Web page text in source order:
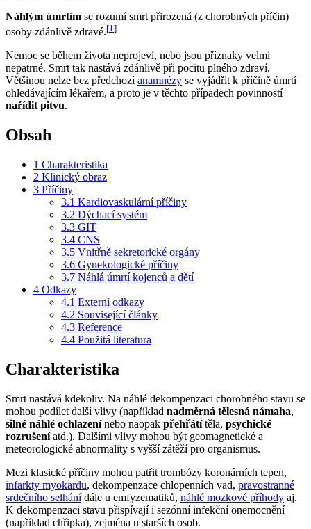
Náhlým úmrtím se rozumí smrt přirozená (z chorobných příčin)
osoby zdánlivě zdravé.[1 ]
Nemoc se během života neprojeví, nebo jsou příznaky velmi
nepatrné. Smrt tak nastává zdánlivě při pocitu plného zdraví.
Většinou nelze bez předchozíanamnézy se vyjádřit k příčině úmrtí
ohledávajícím lékařem, a proto je v těchto případech povinností
nařídit pitvu.
Obsah
1 Charakteristika
2 Klinický obraz
3 Příčiny
3.1 Kardiovaskulární příčiny
3.2 Dýchací systém
3.3 GIT
3.4 CNS
3.5 Vnitřně sekretorické orgány
3.6 Gynekologické příčiny
3.7 Náhlá úmrtí kojenců a dětí
4 Odkazy
4.1 Externí odkazy
4.2 Související články
4.3 Reference
4.4 Použitá literatura
Charakteristika
Smrt nastává kdekoliv. Na náhlé dekompenzaci chorobného stavu se
mohou podílet další vlivy (například nadměrná tělesná námaha,
silné náhlé ochlazenínebo naopak přehřátítěla, psychické
rozrušeníatd.). Dalšími vlivy mohou být geomagnetické a
meteorologické abnormality s vyšší zátěží pro organismus.
Mezi klasické příčiny mohou patřit trombózy koronárních tepen,
infarkty myokardu, dekompenzace chlopenních vad, pravostranné
srdečního selhánídále u emfyzematiků, náhlé mozkové příhody aj.
K dekompenzaci stavu přispívají i sezónní infekční onemocnění
(například chřipka), zejména u starších osob.